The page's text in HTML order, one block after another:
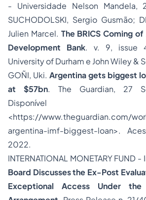
- Universidade Nelson Mandela,
SUCHODOLSKI, Sergio Gusmão;
Julien Marcel. The BRICS Coming
Development Bank. v. 9, issue
University of Durham e John Wiley &
GOÑI, Uki. Argentina gets biggest
at $57bn. The Guardian, 27
<https://www.theguardian.com/
argentina-imf-biggest-loan>.
2022.
INTERNATIONAL MONETARY FUND -
Board Discusses the Ex-Post
Exceptional Access Under